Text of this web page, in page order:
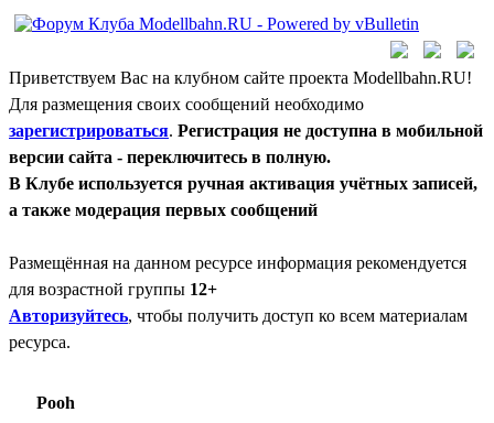
Приветствуем Вас на клубном сайте проекта Modellbahn.RU!
Для размещения своих сообщений необходимо
зарегистрироваться. Регистрация не доступна в мобильной
версии сайта - переключитесь в полную.
В Клубе используется ручная активация учётных записей,
а также модерация первых сообщений
Размещённая на данном ресурсе информация рекомендуется
для возрастной группы 12+
Авторизуйтесь, чтобы получить доступ ко всем материалам
ресурса.
Pooh